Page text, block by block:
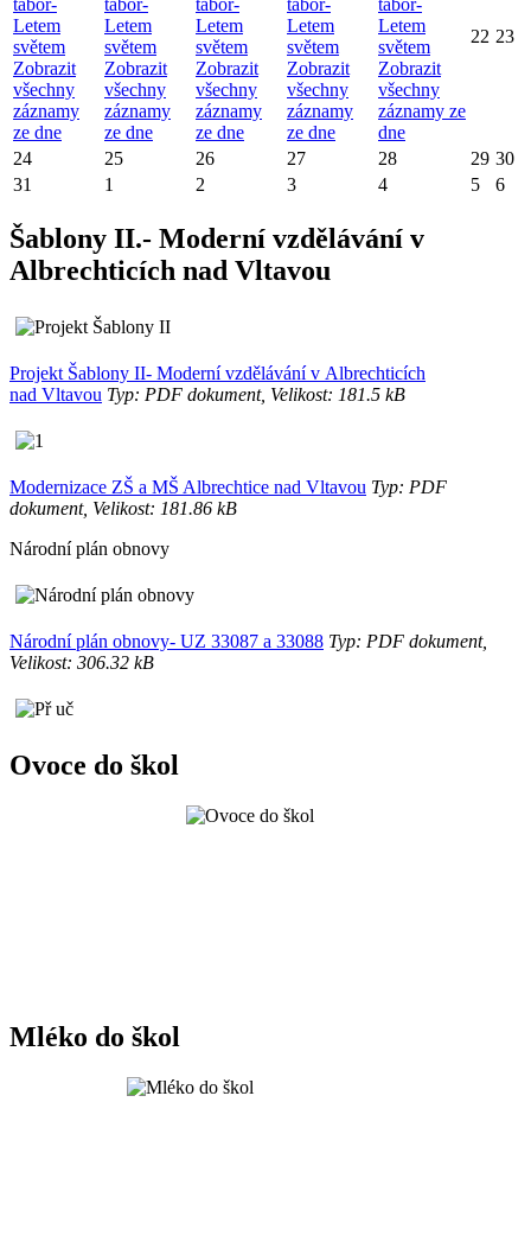
tábor-
Letem
světem
Zobrazit
všechny
záznamy
ze dne
tábor-
Letem
světem
Zobrazit
všechny
záznamy
ze dne
tábor-
Letem
světem
Zobrazit
všechny
záznamy
ze dne
tábor-
Letem
světem
Zobrazit
všechny
záznamy
ze dne
tábor-
Letem
světem
Zobrazit
všechny
záznamy ze
dne
22 23
24 25 26 27 28 29 30
31
1 2 3 4 5 6
Šablony II.- Moderní vzdělávání v
Albrechticích nad Vltavou
Projekt Šablony II- Moderní vzdělávání v Albrechticích
nad Vltavou Typ: PDF dokument, Velikost: 181.5 kB
Modernizace ZŠ a MŠ Albrechtice nad Vltavou Typ: PDF
dokument, Velikost: 181.86 kB
Národní plán obnovy
Národní plán obnovy- UZ 33087 a 33088 Typ: PDF dokument,
Velikost: 306.32 kB
Ovoce do škol
Mléko do škol